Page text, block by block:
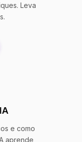
Leva
e como
aprende